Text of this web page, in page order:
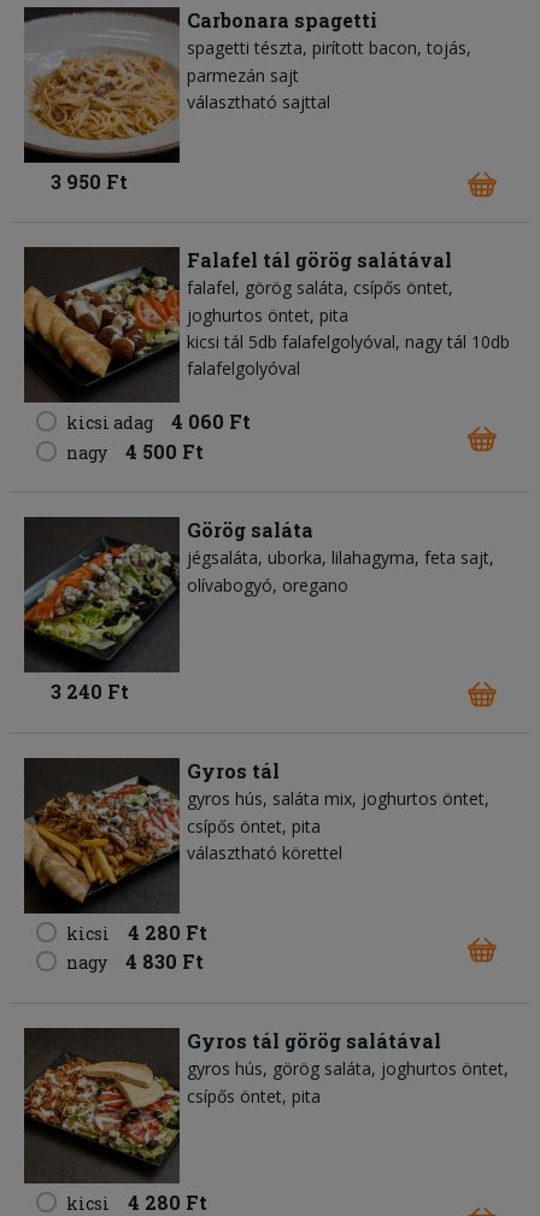
Carbonara spagetti
spagetti tészta pirított bacon tojás
parmezán sajt
választható sajttal
3 950 Ft
Falafel tál görög salátával
falafel görög saláta csípős öntet
joghurtos öntet pita
kicsi tál 5db falafelgolyóval, nagy tál 10db
falafelgolyóval
kicsi adag 4 060 Ft
nagy 4 500 Ft
Görög saláta
jégsaláta uborka lilahagyma feta sajt
olívabogyó oregano
3 240 Ft
Gyros tál
gyros hús saláta mix joghurtos öntet
csípős öntet pita
választható körettel
kicsi 4 280 Ft
nagy 4 830 Ft
Gyros tál görög salátával
gyros hús görög saláta joghurtos öntet
csípős öntet pita
kicsi 4 280 Ft